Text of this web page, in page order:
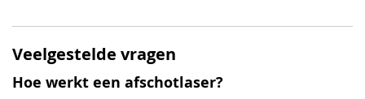
Veelgestelde vragen
Hoe werkt een afschotlaser?